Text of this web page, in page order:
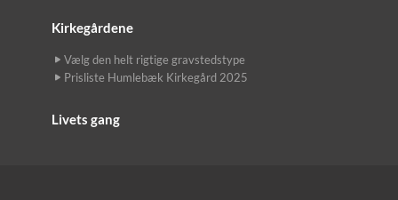
Kirkegårdene
Vælg den helt rigtige gravstedstype
Prisliste Humlebæk Kirkegård 2025
Livets gang